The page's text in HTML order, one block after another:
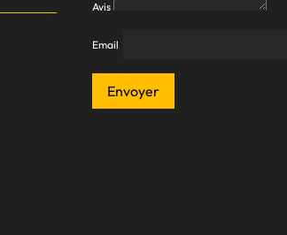
Avis
Email
Envoyer